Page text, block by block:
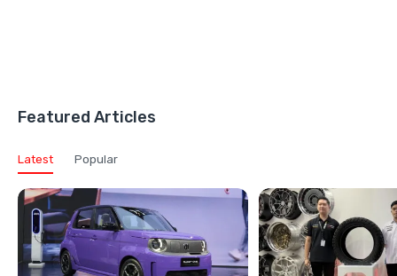
Featured Articles
Latest Popular